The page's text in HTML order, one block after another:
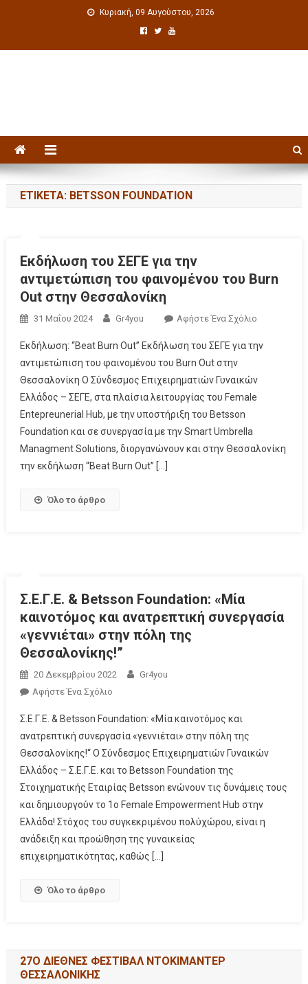
Κυριακή, 09 Αυγούστου, 2026
ΕΤΙΚΈΤΑ: BETSSON FOUNDATION
Εκδήλωση του ΣΕΓΕ για την
αντιμετώπιση του φαινομένου του Burn
Out στην Θεσσαλονίκη
31 Μαΐου 2024 Gr4you Αφήστε Ένα Σχόλιο
Εκδήλωση: “Beat Βurn Out” Εκδήλωση του ΣΕΓΕ για την
αντιμετώπιση του φαινομένου του Burn Out στην
Θεσσαλονίκη Ο Σύνδεσμος Επιχειρηματιών Γυναικών
Ελλάδος – ΣΕΓΕ, στα πλαίσια λειτουργίας του Female
Entepreunerial Hub, με την υποστήριξη του Betsson
Foundation και σε συνεργασία με την Smart Umbrella
Managment Solutions, διοργανώνουν και στην Θεσσαλονίκη
την εκδήλωση “Beat Burn Out” […]
Όλο το άρθρο
Σ.Ε.Γ.Ε. & Betsson Foundation: «Μία
καινοτόμος και ανατρεπτική συνεργασία
«γεννιέται» στην πόλη της
Θεσσαλονίκης!”
20 Δεκεμβρίου 2022
Gr4you
Αφήστε Ένα Σχόλιο
Σ.Ε.Γ.Ε. & Betsson Foundation: «Μία καινοτόμος και
ανατρεπτική συνεργασία «γεννιέται» στην πόλη της
Θεσσαλονίκης!“ Ο Σύνδεσμος Επιχειρηματιών Γυναικών
Ελλάδος – Σ.Ε.Γ.Ε. και το Betsson Foundation της
Στοιχηματικής Εταιρίας Betsson ενώνουν τις δυνάμεις τους
και δημιουργούν το 1ο Female Empowerment Hub στην
Ελλάδα! Στόχος του συγκεκριμένου πολύχώρου, είναι η
ανάδειξη και προώθηση της γυναικείας
επιχειρηματικότητας, καθώς […]
Όλο το άρθρο
27Ο ΔΙΕΘΝΕΣ ΦΕΣΤΙΒΑΛ ΝΤΟΚΙΜΑΝΤΕΡ
ΘΕΣΣΑΛΟΝΙΚΗΣ